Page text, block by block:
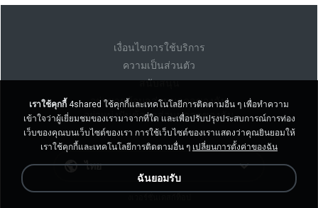
เงื่อนไขการใช้บริการ
ความเป็นส่วนตัว
สนับสนุน
อย่าขายข้อมูลส่วนบุคคลของฉัน
อย่าแบ่งปันข้อมูลส่วนบุคคลของฉัน
ไทย
เราใช้คุกกี้ 4shared ใช้คุกกี้และเทคโนโลยีการติดตามอื่น ๆ เพื่อทำความ
เข้าใจว่าผู้เยี่ยมชมของเรามาจากที่ใด และเพื่อปรับปรุงประสบการณ์การท่อง
เว็บของคุณบนเว็บไซต์ของเรา การใช้เว็บไซต์ของเราแสดงว่าคุณยินยอมให้
เราใช้คุกกี้และเทคโนโลยีการติดตามอื่น ๆ เปลี่ยนการตั้งค่าของฉัน
ฉันยอมรับ